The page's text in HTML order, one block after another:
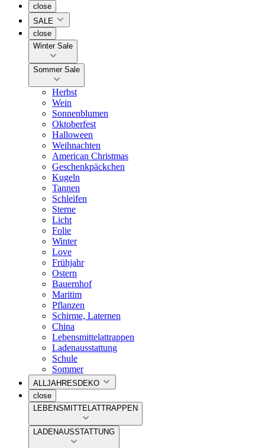
close
SALE
close
Winter Sale
Sommer Sale
Herbst
Wein
Sonnenblumen
Oktoberfest
Halloween
Weihnachten
American Christmas
Geschenkpäckchen
Kugeln
Tannen
Schleifen
Sterne
Licht
Folie
Winter
Love
Frühjahr
Ostern
Bauernhof
Maritim
Pflanzen
Schirme, Laternen
China
Lebensmittelattrappen
Ladenausstattung
Schule
Sommer
ALLJAHRESDEKO
close
LEBENSMITTELATTRAPPEN
LADENAUSSTATTUNG